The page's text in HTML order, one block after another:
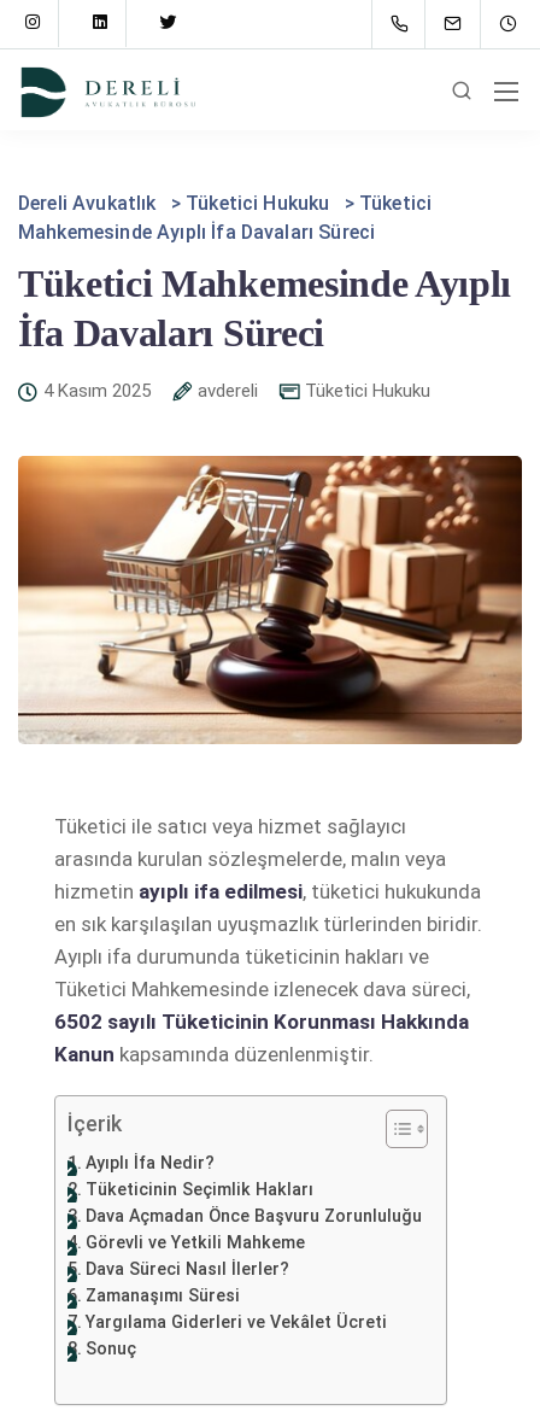
Dereli Avukatlık > Tüketici Hukuku > Tüketici
Mahkemesinde Ayıplı İfa Davaları Süreci
Tüketici Mahkemesinde Ayıplı
İfa Davaları Süreci
4 Kasım 2025 avdereli Tüketici Hukuku
Tüketici ile satıcı veya hizmet sağlayıcı
arasında kurulan sözleşmelerde, malın veya
hizmetin ayıplı ifa edilmesi, tüketici hukukunda
en sık karşılaşılan uyuşmazlık türlerinden biridir.
Ayıplı ifa durumunda tüketicinin hakları ve
Tüketici Mahkemesinde izlenecek dava süreci,
6502 sayılı Tüketicinin Korunması Hakkında
Kanun kapsamında düzenlenmiştir.
İçerik
Ayıplı İfa Nedir?
Tüketicinin Seçimlik Hakları
Dava Açmadan Önce Başvuru Zorunluluğu
Görevli ve Yetkili Mahkeme
Dava Süreci Nasıl İlerler?
Zamanaşımı Süresi
Yargılama Giderleri ve Vekâlet Ücreti
Sonuç